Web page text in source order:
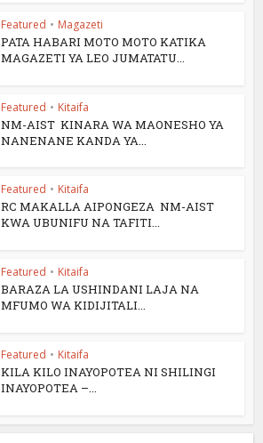
Featured • Magazeti
PATA HABARI MOTO MOTO KATIKA
MAGAZETI YA LEO JUMATATU...
Featured • Kitaifa
NM-AIST KINARA WA MAONESHO YA
NANENANE KANDA YA...
Featured • Kitaifa
RC MAKALLA AIPONGEZA NM-AIST
KWA UBUNIFU NA TAFITI...
Featured • Kitaifa
BARAZA LA USHINDANI LAJA NA
MFUMO WA KIDIJITALI...
Featured • Kitaifa
KILA KILO INAYOPOTEA NI SHILINGI
INAYOPOTEA –...